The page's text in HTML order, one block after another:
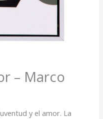
– Marco
y el amor. La